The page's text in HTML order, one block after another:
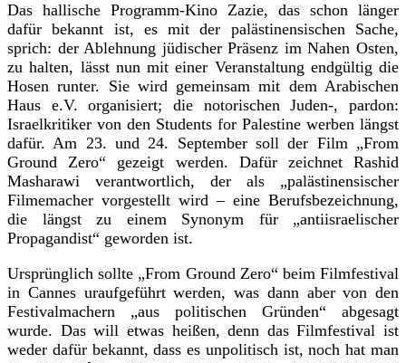
Das hallische Programm-Kino Zazie, das schon länger
dafür bekannt ist, es mit der palästinensischen Sache,
sprich: der Ablehnung jüdischer Präsenz im Nahen Osten,
zu halten, lässt nun mit einer Veranstaltung endgültig die
Hosen runter. Sie wird gemeinsam mit dem Arabischen
Haus e.V. organisiert; die notorischen Juden‑, pardon:
Israelkritiker von den Students for Palestine werben längst
dafür. Am 23. und 24. September soll der Film „From
Ground Zero“ gezeigt werden. Dafür zeichnet Rashid
Masharawi verantwortlich, der als „palästinensischer
Filmemacher vorgestellt wird – eine Berufsbezeichnung,
die längst zu einem Synonym für „antiisraelischer
Propagandist“ geworden ist.
Ursprünglich sollte „From Ground Zero“ beim Filmfestival
in Cannes uraufgeführt werden, was dann aber von den
Festivalmachern „aus politischen Gründen“ abgesagt
wurde. Das will etwas heißen, denn das Filmfestival ist
weder dafür bekannt, dass es unpolitisch ist, noch hat man